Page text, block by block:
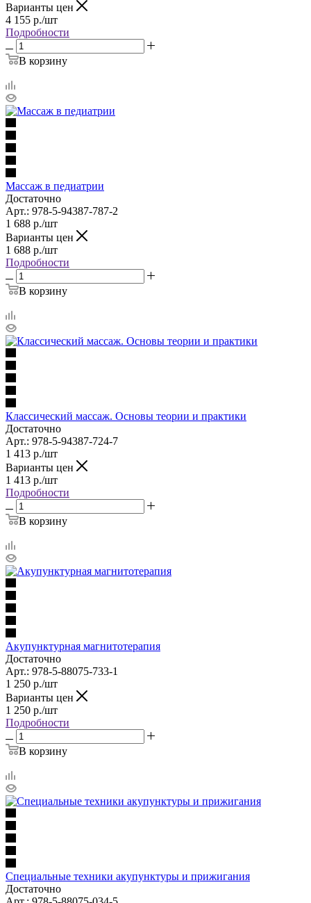
Варианты цен
4 155 р./шт
Подробности
В корзину
Массаж в педиатрии
Достаточно
Арт.: 978-5-94387-787-2
1 688 р./шт
Варианты цен
1 688 р./шт
Подробности
В корзину
Классический массаж. Основы теории и практики
Достаточно
Арт.: 978-5-94387-724-7
1 413 р./шт
Варианты цен
1 413 р./шт
Подробности
В корзину
Акупунктурная магнитотерапия
Достаточно
Арт.: 978-5-88075-733-1
1 250 р./шт
Варианты цен
1 250 р./шт
Подробности
В корзину
Специальные техники акупунктуры и прижигания
Достаточно